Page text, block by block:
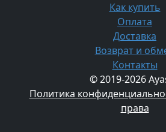
Как купить
Оплата
Доставка
Возврат и
Контакты
© 2019-2026
Политика
права